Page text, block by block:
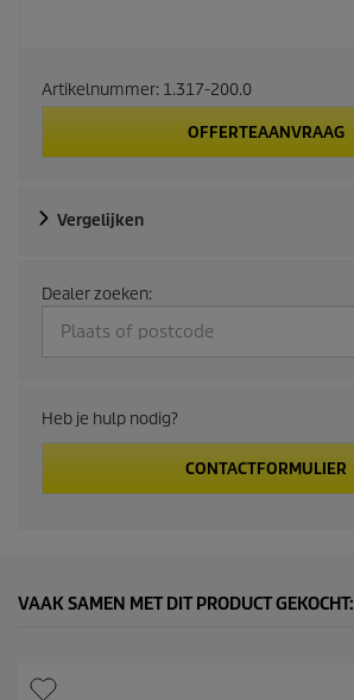
Artikelnummer: 1.317-200.0
OFFERTEAANVRAAG
Vergelijken
Dealer zoeken:
Heb je hulp nodig?
CONTACTFORMULIER
VAAK SAMEN MET DIT PRODUCT GEKOCHT: